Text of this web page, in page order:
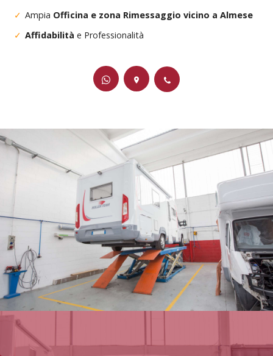
Ampia Officina e zona Rimessaggio vicino a Almese
Affidabilità e Professionalità